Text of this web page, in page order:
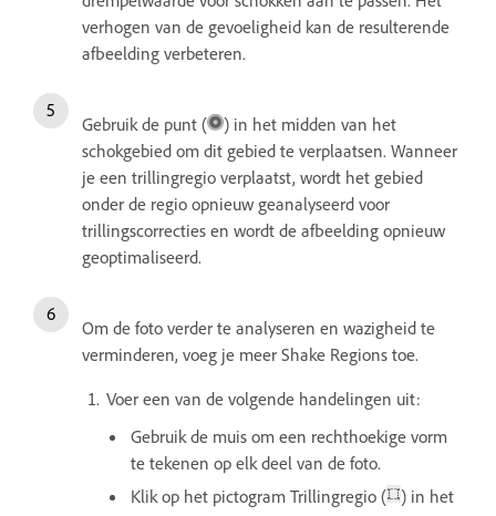
verhogen van de gevoeligheid kan de resulterende
afbeelding verbeteren.
Gebruik de punt (
) in het midden van het
schokgebied om dit gebied te verplaatsen. Wanneer
je een trillingregio verplaatst, wordt het gebied
onder de regio opnieuw geanalyseerd voor
trillingscorrecties en wordt de afbeelding opnieuw
geoptimaliseerd.
Om de foto verder te analyseren en wazigheid te
verminderen, voeg je meer Shake Regions toe.
Voer een van de volgende handelingen uit:
Gebruik de muis om een rechthoekige vorm
te tekenen op elk deel van de foto.
Klik op het pictogram Trillingregio (
) in het